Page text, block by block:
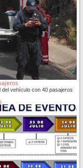
del vehículo con 40 pasajeros